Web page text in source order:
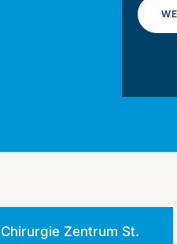
Chirurgie Zentrum St.